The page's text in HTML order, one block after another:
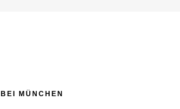
MÜNCHEN